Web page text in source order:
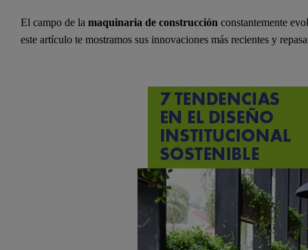
El campo de la maquinaria de construcción constantemente
este artículo te mostramos sus innovaciones más recientes y